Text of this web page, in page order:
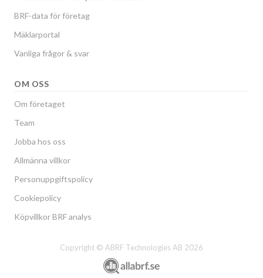
BRF-data för företag
Mäklarportal
Vanliga frågor & svar
OM OSS
Om företaget
Team
Jobba hos oss
Allmänna villkor
Personuppgiftspolicy
Cookiepolicy
Köpvillkor BRF analys
Copyright © ABRF Technologies AB 2026